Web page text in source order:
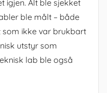
igjen. Alt ble sjekket
ble målt – både
ikke var brukbart
utstyr som
lab ble også